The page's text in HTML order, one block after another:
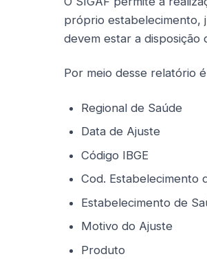
próprio estabelecimento,
devem estar a disposição
Por meio desse relatório
Regional de Saúde
Data de Ajuste
Código IBGE
Cod. Estabelecimento
Estabelecimento de
Motivo do Ajuste
Produto